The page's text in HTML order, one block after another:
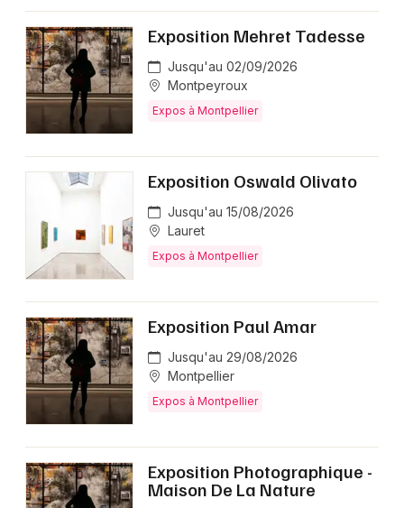
Exposition Mehret Tadesse
Jusqu'au 02/09/2026
Montpeyroux
Expos à Montpellier
Exposition Oswald Olivato
Jusqu'au 15/08/2026
Lauret
Expos à Montpellier
Exposition Paul Amar
Jusqu'au 29/08/2026
Montpellier
Expos à Montpellier
Exposition Photographique -
Maison De La Nature